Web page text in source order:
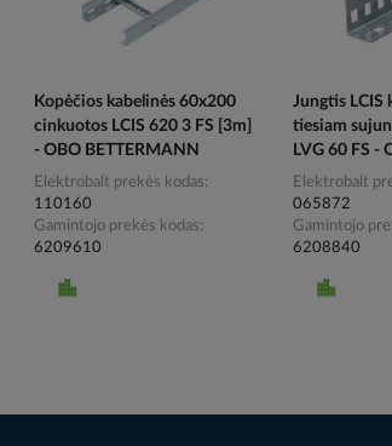
Kopėčios kabelinės 60x200
cinkuotos LCIS 620 3 FS [3m]
- OBO BETTERMANN
Elektrobalt prekės kodas
110160
Gamintojo prekės kodas
6209610
Jungtis LCIS
tiesiam
LVG 60 FS -
Elektrobalt
065872
Gamintojo
6208840